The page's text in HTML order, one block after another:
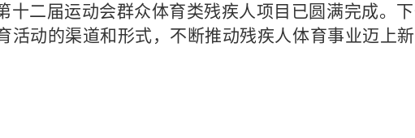
十二届运动会群众体育类残疾人项目已圆满完成。
活动的渠道和形式，不断推动残疾人体育事业迈上新